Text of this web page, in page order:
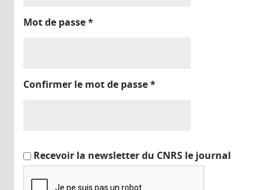
Mot de passe*
Confirmer le mot de passe*
Recevoir la newsletter du CNRS le journal